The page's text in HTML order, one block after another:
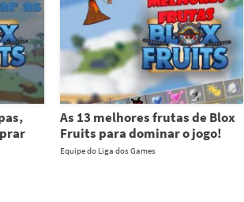
As 13 melhores frutas de Blox
Fruits para dominar o jogo!
Equipe do Liga dos Games